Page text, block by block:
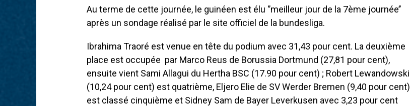
Au terme de cette journée, le guinéen est élu ‘’meilleur jour de la 7ème journée’’
après un sondage réalisé par le site officiel de la bundesliga.
Ibrahima Traoré est venue en tête du podium avec 31,43 pour cent. La deuxième
place est occupée par Marco Reus de Borussia Dortmund (27,81 pour cent),
ensuite vient Sami Allagui du Hertha BSC (17.90 pour cent) ; Robert Lewandowski
(10,24 pour cent) est quatrième, Eljero Elie de SV Werder Bremen (9,40 pour cent)
est classé cinquième et Sidney Sam de Bayer Leverkusen avec 3,23 pour cent